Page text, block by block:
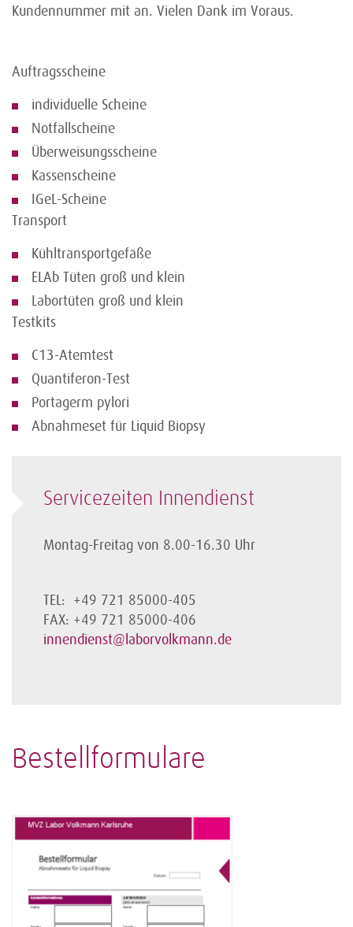
Kundennummer mit an. Vielen Dank im Voraus.
Auftragsscheine
individuelle Scheine
Notfallscheine
Überweisungsscheine
Kassenscheine
IGeL-Scheine
Transport
Kühltransportgefäße
ELAb Tüten groß und klein
Labortüten groß und klein
Testkits
C13-Atemtest
Quantiferon-Test
Portagerm pylori
Abnahmeset für Liquid Biopsy
Servicezeiten Innendienst
Montag-Freitag von 8.00-16.30 Uhr
TEL: +49 721 85000-405
FAX: +49 721 85000-406
innendienst@laborvolkmann.de
Bestellformulare